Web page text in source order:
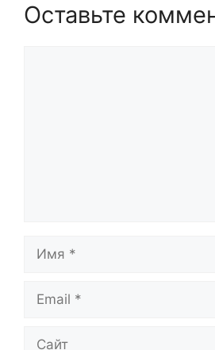
Оставьте
Имя
Email
Сайт